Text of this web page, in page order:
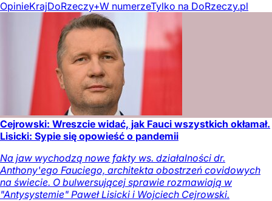
OpinieKrajDoRzeczy+W numerzeTylko na DoRzeczy.pl
Cejrowski: Wreszcie widać, jak Fauci wszystkich okłamał.
Lisicki: Sypie się opowieść o pandemii
Na jaw wychodzą nowe fakty ws. działalności dr.
Anthony'ego Fauciego, architekta obostrzeń covidowych
na świecie. O bulwersującej sprawie rozmawiają w
"Antysystemie" Paweł Lisicki i Wojciech Cejrowski.